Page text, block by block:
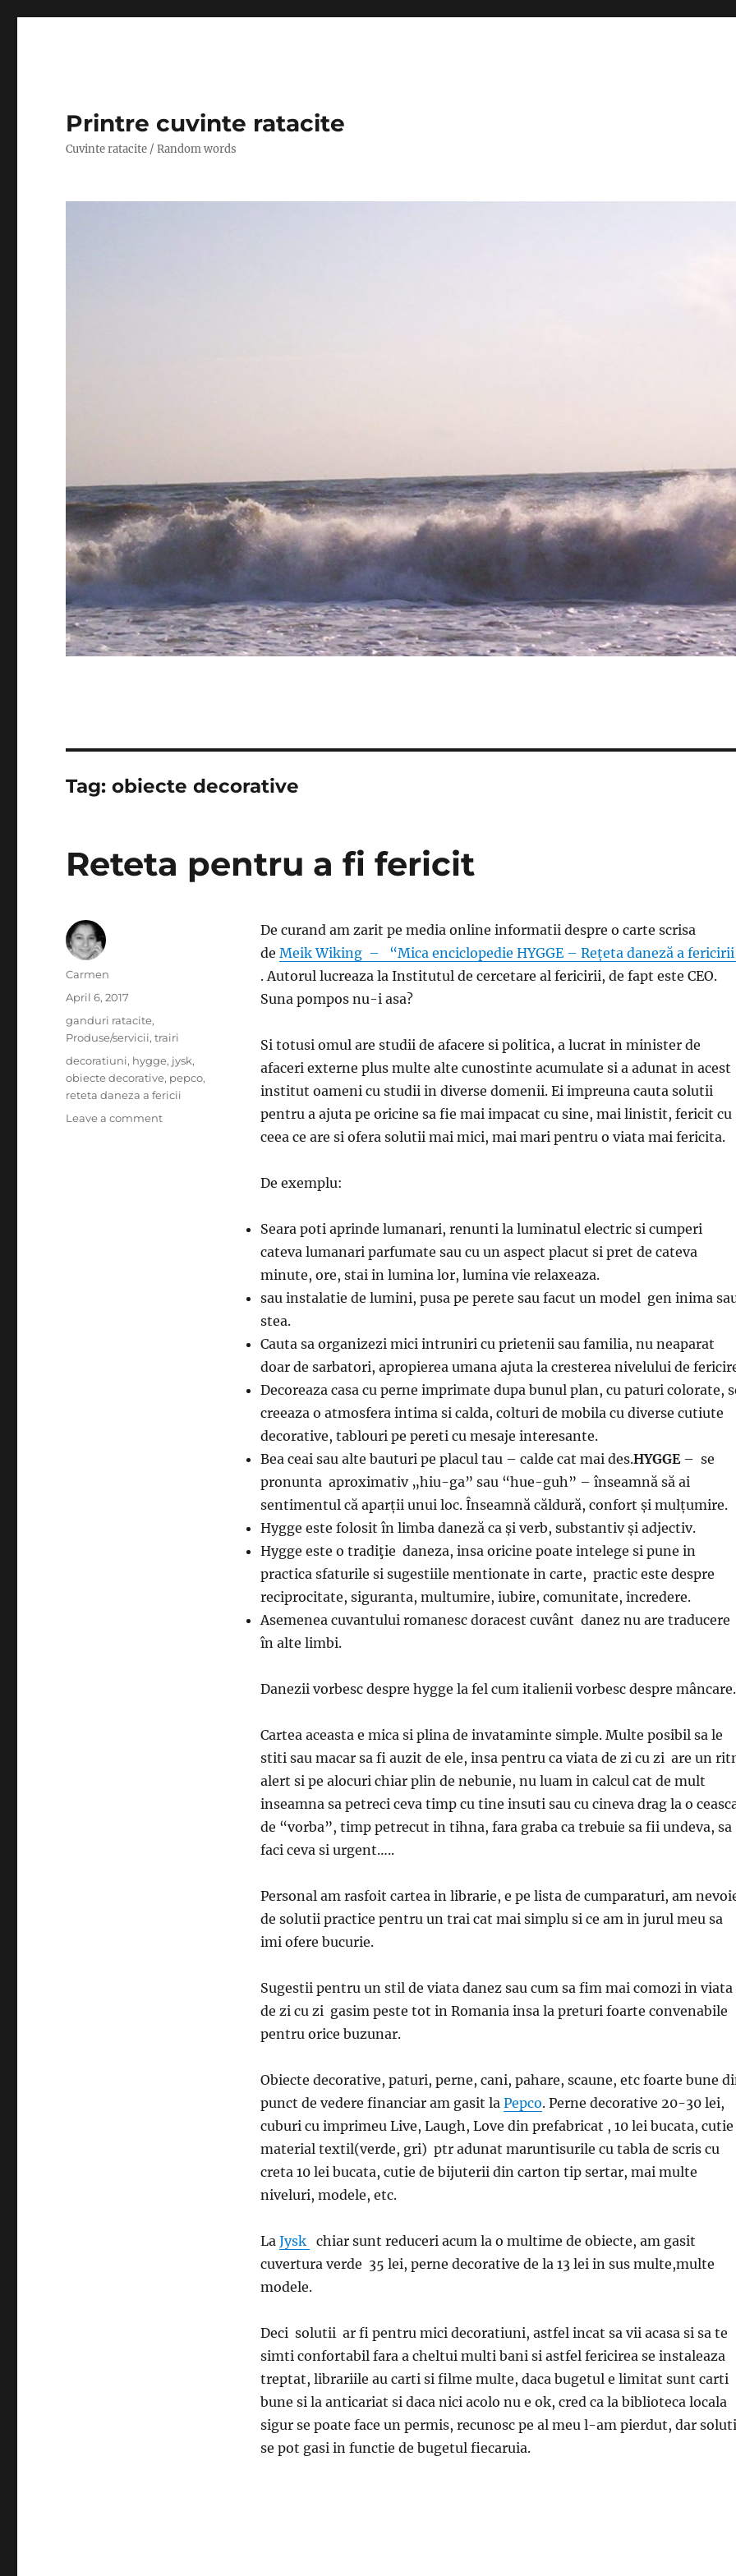
Printre cuvinte ratacite
Cuvinte ratacite / Random words
Tag:obiecte decorative
Reteta pentru a fi fericit
De curand am zarit pe media online informatii despre o carte scrisa
de Meik Wiking – “Mica enciclopedie HYGGE – Rețeta daneză a
. Autorul lucreaza la Institutul de cercetare al fericirii, de fapt este CEO.
Suna pompos nu-i asa?
Si totusi omul are studii de afacere si politica, a lucrat in minister de
afaceri externe plus multe alte cunostinte acumulate si a adunat in acest
institut oameni cu studii in diverse domenii. Ei impreuna cauta solutii
pentru a ajuta pe oricine sa fie mai impacat cu sine, mai linistit, fericit cu
ceea ce are si ofera solutii mai mici, mai mari pentru o viata mai fericita.
De exemplu:
Seara poti aprinde lumanari, renunti la luminatul electric si cumperi
cateva lumanari parfumate sau cu un aspect placut si pret de cateva
minute, ore, stai in lumina lor, lumina vie relaxeaza.
sau instalatie de lumini, pusa pe perete sau facut un model gen inima
stea.
Cauta sa organizezi mici intruniri cu prietenii sau familia, nu neaparat
doar de sarbatori, apropierea umana ajuta la cresterea nivelului de
Decoreaza casa cu perne imprimate dupa bunul plan, cu paturi colorate,
creeaza o atmosfera intima si calda, colturi de mobila cu diverse cutiute
decorative, tablouri pe pereti cu mesaje interesante.
Bea ceai sau alte bauturi pe placul tau – calde cat mai des.HYGGE– se
pronunta aproximativ „hiu-ga” sau “hue-guh” – înseamnă să ai
sentimentul că aparții unui loc. Înseamnă căldură, confort și mulțumire.
Hygge este folosit în limba daneză ca și verb, substantiv și adjectiv.
Hygge este o tradiţie daneza, insa oricine poate intelege si pune in
practica sfaturile si sugestiile mentionate in carte, practic este despre
reciprocitate, siguranta, multumire, iubire, comunitate, incredere.
Asemenea cuvantului romanesc doracest cuvânt danez nu are traducere
în alte limbi.
Danezii vorbesc despre hygge la fel cum italienii vorbesc despre mâncare.
Cartea aceasta e mica si plina de invataminte simple. Multe posibil sa le
stiti sau macar sa fi auzit de ele, insa pentru ca viata de zi cu zi are un
alert si pe alocuri chiar plin de nebunie, nu luam in calcul cat de mult
inseamna sa petreci ceva timp cu tine insuti sau cu cineva drag la o
de “vorba”, timp petrecut in tihna, fara graba ca trebuie sa fii undeva, sa
faci ceva si urgent…..
Personal am rasfoit cartea in librarie, e pe lista de cumparaturi, am
de solutii practice pentru un trai cat mai simplu si ce am in jurul meu sa
imi ofere bucurie.
Sugestii pentru un stil de viata danez sau cum sa fim mai comozi in viata
de zi cu zi gasim peste tot in Romania insa la preturi foarte convenabile
pentru orice buzunar.
Obiecte decorative, paturi, perne, cani, pahare, scaune, etc foarte bune
punct de vedere financiar am gasit la Pepco. Perne decorative 20-30 lei,
cuburi cu imprimeu Live, Laugh, Love din prefabricat , 10 lei bucata, cutie
material textil(verde, gri) ptr adunat maruntisurile cu tabla de scris cu
creta 10 lei bucata, cutie de bijuterii din carton tip sertar, mai multe
niveluri, modele, etc.
La Jysk chiar sunt reduceri acum la o multime de obiecte, am gasit
cuvertura verde 35 lei, perne decorative de la 13 lei in sus multe,multe
modele.
Deci solutii ar fi pentru mici decoratiuni, astfel incat sa vii acasa si sa te
simti confortabil fara a cheltui multi bani si astfel fericirea se instaleaza
treptat, librariile au carti si filme multe, daca bugetul e limitat sunt carti
bune si la anticariat si daca nici acolo nu e ok, cred ca la biblioteca locala
sigur se poate face un permis, recunosc pe al meu l-am pierdut, dar
se pot gasi in functie de bugetul fiecaruia.
Author
Carmen
Posted
April 6, 2017
Categories
ganduri ratacite,
Produse/servicii,trairi
Tags
decoratiuni, hygge, jysk,
obiecte decorative, pepco,
reteta daneza a fericii
Leave a commenton